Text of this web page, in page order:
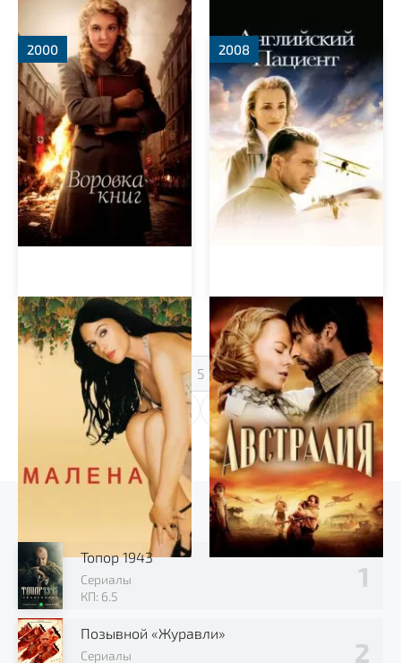
Воровка книг
Малена
2000
Австралия
2008
4 5 6 ... 31
Топор 1943
Сериалы
КП: 6.5
Позывной «Журавли»
Сериалы